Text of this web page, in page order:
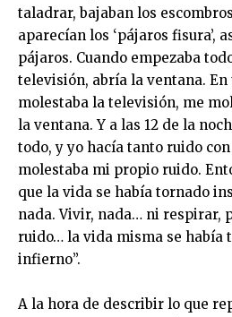
taladrar, bajaban los
aparecían los ‘pájaros fisura’,
pájaros. Cuando empezaba
televisión, abría la ventana. En
molestaba la televisión, me
la ventana. Y a las 12 de la
todo, y yo hacía tanto ruido
molestaba mi propio ruido.
que la vida se había tornado
nada. Vivir, nada… ni respirar,
ruido… la vida misma se había
infierno”.
A la hora de describir lo que